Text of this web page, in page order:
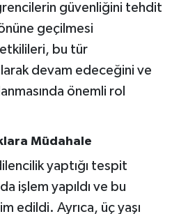
güvenliğini tehdit
geçilmesi
bu tür
devam edeceğini ve
önemli rol
Müdahale
yaptığı tespit
işlem yapıldı ve bu
edildi. Ayrıca, üç yaşı